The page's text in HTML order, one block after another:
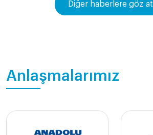
Diğer haberlere göz at
Anlaşmalarımız